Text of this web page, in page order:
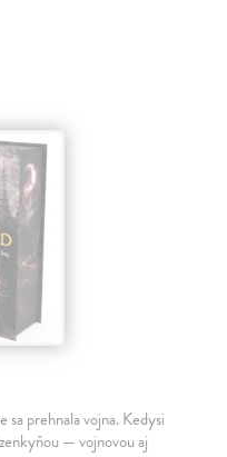
prehnala vojna. Kedysi
— vojnovou aj